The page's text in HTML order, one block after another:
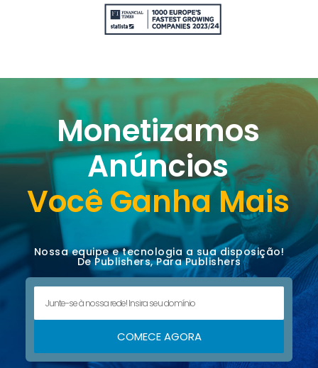
Monetizamos
Anúncios
Você Ganha Mais
Nossa equipe e tecnologia a sua disposição!
De Publishers, Para Publishers
COMECE AGORA